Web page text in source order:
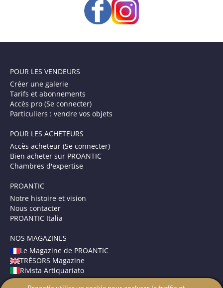
POUR LES VENDEURS
Créer une galerie
Tarifs et abonnements
Accès pro (Se connecter)
Particuliers : vendre vos objets
POUR LES ACHETEURS
Accès acheteur (Se connecter)
Bien acheter sur PROANTIC
Chambres d'expertise
PROANTIC
Notre histoire et vision
Nous contacter
PROANTIC Italia
NOS MAGAZINES
Le Magazine de PROANTIC
TRÉSORS Magazine
Rivista Artiquariato